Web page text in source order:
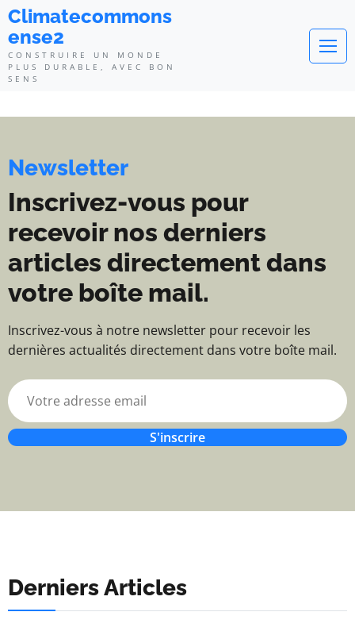
Climatecommonsense2 -
Climatecommons
ense2
CONSTRUIRE UN MONDE
PLUS DURABLE, AVEC BON
SENS
Newsletter
Inscrivez-vous pour
recevoir nos derniers
articles directement dans
votre boîte mail.
Inscrivez-vous à notre newsletter pour recevoir les
dernières actualités directement dans votre boîte mail.
S'inscrire
Derniers Articles